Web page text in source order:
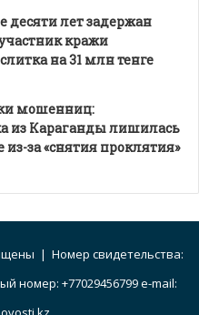
десяти лет задержан
кражи
на 31 млн тенге
мошенниц:
из Караганды лишилась
из-за «снятия проклятия»
| Номер свидетельства:
номер: +77029456799 e-mail: